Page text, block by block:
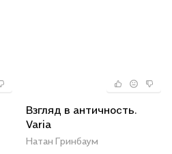
Взгляд в античность.
Varia
Натан Гринбаум